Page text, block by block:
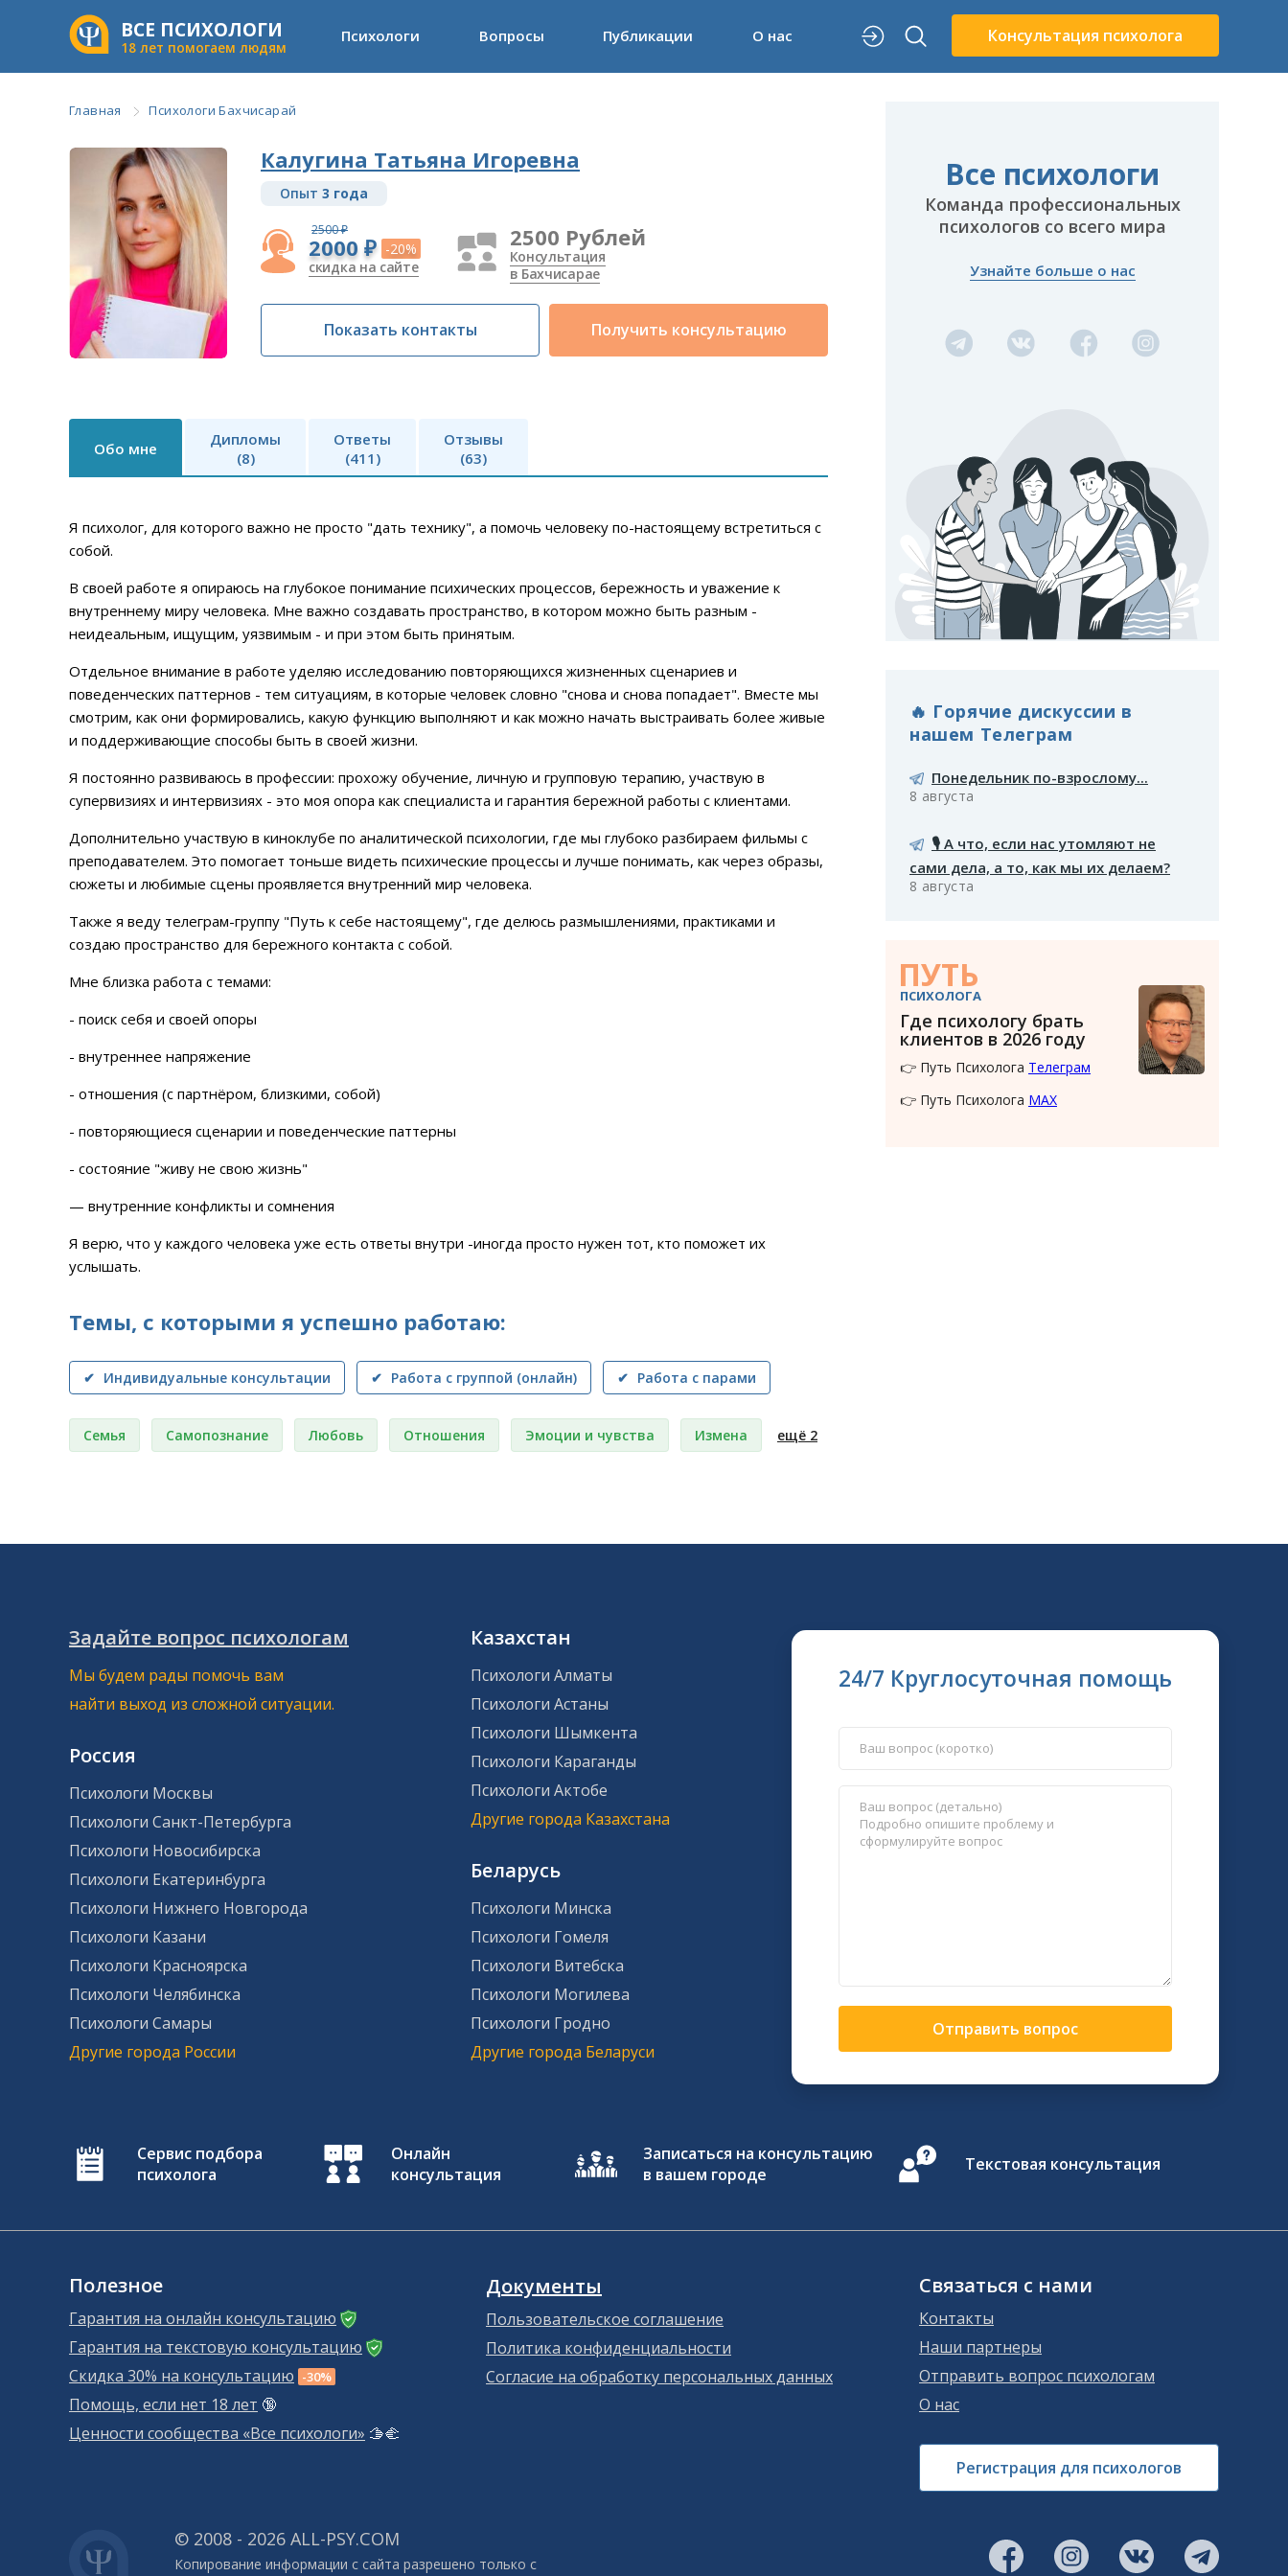
ВСЕ ПСИХОЛОГИ
18 лет помогаем людям
Психологи Вопросы Публикации О нас Консультация психолога
Главная Психологи Бахчисарай
Калугина Татьяна Игоревна
Опыт 3 года
2500 ₽
2000 ₽ -20%
скидка на сайте
2500 Рублей
Консультация
в Бахчисарае
Показать контакты Получить консультацию
Обо мне
Дипломы
(8)
Ответы
(411)
Отзывы
(63)
Я психолог, для которого важно не просто "дать технику", а помочь человеку по-настоящему встретиться с
собой.
В своей работе я опираюсь на глубокое понимание психических процессов, бережность и уважение к
внутреннему миру человека. Мне важно создавать пространство, в котором можно быть разным -
неидеальным, ищущим, уязвимым - и при этом быть принятым.
Отдельное внимание в работе уделяю исследованию повторяющихся жизненных сценариев и
поведенческих паттернов - тем ситуациям, в которые человек словно "снова и снова попадает". Вместе мы
смотрим, как они формировались, какую функцию выполняют и как можно начать выстраивать более живые
и поддерживающие способы быть в своей жизни.
Я постоянно развиваюсь в профессии: прохожу обучение, личную и групповую терапию, участвую в
супервизиях и интервизиях - это моя опора как специалиста и гарантия бережной работы с клиентами.
Дополнительно участвую в киноклубе по аналитической психологии, где мы глубоко разбираем фильмы с
преподавателем. Это помогает тоньше видеть психические процессы и лучше понимать, как через образы,
сюжеты и любимые сцены проявляется внутренний мир человека.
Также я веду телеграм-группу "Путь к себе настоящему", где делюсь размышлениями, практиками и
создаю пространство для бережного контакта с собой.
Мне близка работа с темами:
- поиск себя и своей опоры
- внутреннее напряжение
- отношения (с партнёром, близкими, собой)
- повторяющиеся сценарии и поведенческие паттерны
- состояние "живу не свою жизнь"
— внутренние конфликты и сомнения
Я верю, что у каждого человека уже есть ответы внутри -иногда просто нужен тот, кто поможет их
услышать.
Темы, с которыми я успешно работаю:
✔ Индивидуальные консультации ✔ Работа с группой (онлайн) ✔ Работа с парами
Семья Самопознание Любовь Отношения Эмоции и чувства Измена ещё 2
Все психологи
Команда профессиональных
психологов со всего мира
Узнайте больше о нас
🔥 Горячие дискуссии в
нашем Телеграм
Понедельник по-взрослому...
8 августа
🎙️ А что, если нас утомляют не
сами дела, а то, как мы их делаем?
8 августа
ПУТЬ
ПСИХОЛОГА
Где психологу брать
клиентов в 2026 году
👉 Путь Психолога Телеграм
👉 Путь Психолога MAX
Задайте вопрос психологам
Мы будем рады помочь вам
найти выход из сложной ситуации.
Россия
Психологи Москвы
Психологи Санкт-Петербурга
Психологи Новосибирска
Психологи Екатеринбурга
Психологи Нижнего Новгорода
Психологи Казани
Психологи Красноярска
Психологи Челябинска
Психологи Самары
Другие города России
Казахстан
Психологи Алматы
Психологи Астаны
Психологи Шымкента
Психологи Караганды
Психологи Актобе
Другие города Казахстана
Беларусь
Психологи Минска
Психологи Гомеля
Психологи Витебска
Психологи Могилева
Психологи Гродно
Другие города Беларуси
24/7 Круглосуточная помощь
Отправить вопрос
Сервис подбора
психолога
Онлайн
консультация
Записаться на консультацию
в вашем городе
Текстовая консультация
Полезное
Гарантия на онлайн консультацию
Гарантия на текстовую консультацию
Скидка 30% на консультацию -30%
Помощь, если нет 18 лет 🔞
Ценности сообщества «Все психологи» 🫱‍🫲
Документы
Пользовательское соглашение
Политика конфиденциальности
Согласие на обработку персональных данных
Связаться с нами
Контакты
Наши партнеры
Отправить вопрос психологам
О нас
Регистрация для психологов
© 2008 - 2026 ALL-PSY.COM
Копирование информации с сайта разрешено только с